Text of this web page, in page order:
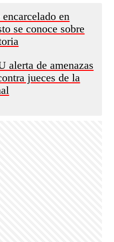
en
se conoce sobre
alerta de amenazas
jueces de la